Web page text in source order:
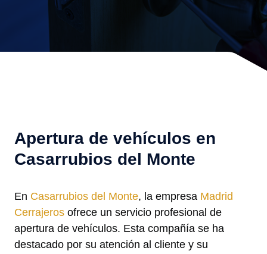
Apertura de vehículos en
Casarrubios del Monte
En Casarrubios del Monte, la empresa Madrid
Cerrajeros ofrece un servicio profesional de
apertura de vehículos. Esta compañía se ha
destacado por su atención al cliente y su